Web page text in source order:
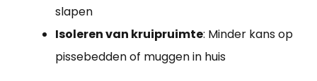
slapen
Isoleren van kruipruimte: Minder kans op
pissebedden of muggen in huis